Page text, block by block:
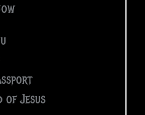
of Jesus